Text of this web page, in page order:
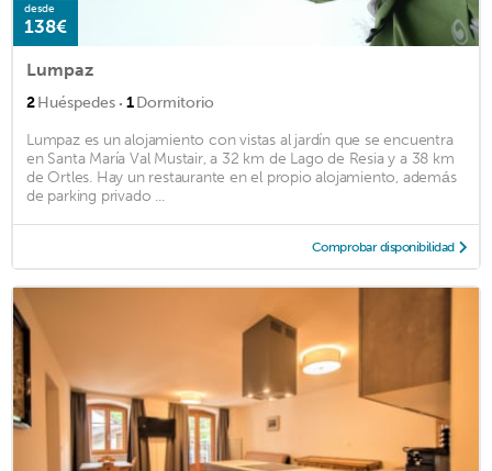
desde
138€
Lumpaz
2Huéspedes · 1Dormitorio
Lumpaz es un alojamiento con vistas al jardín que se encuentra
en Santa María Val Mustair, a 32 km de Lago de Resia y a 38 km
de Ortles. Hay un restaurante en el propio alojamiento, además
de parking privado ...
Comprobar disponibilidad